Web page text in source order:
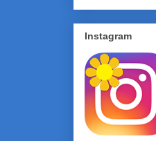
Instagram